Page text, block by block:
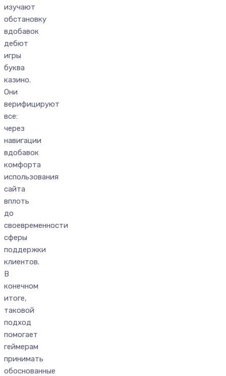
изучают
обстановку
вдобавок
дебют
игры
буква
казино.
Они
верифицируют
все:
через
навигации
вдобавок
комфорта
использования
сайта
вплоть
до
своевременности
сферы
поддержки
клиентов.
В
конечном
итоге,
таковой
подход
помогает
геймерам
принимать
обоснованные